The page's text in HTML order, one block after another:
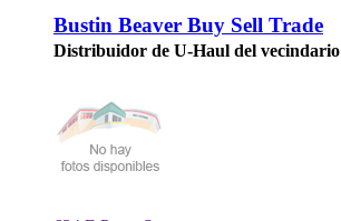
Bustin Beaver Buy Sell Trade
Distribuidor de U-Haul del vecindario